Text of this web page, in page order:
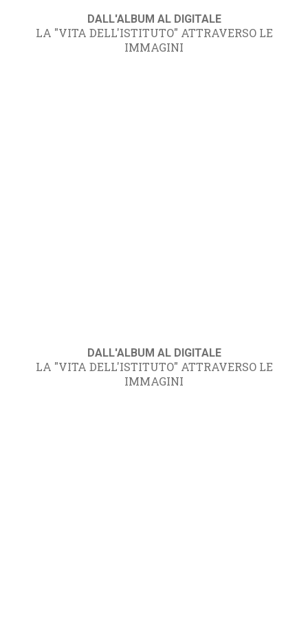
DALL'ALBUM AL DIGITALE
LA "VITA DELL'ISTITUTO" ATTRAVERSO LE
IMMAGINI
DALL'ALBUM AL DIGITALE
LA "VITA DELL'ISTITUTO" ATTRAVERSO LE
IMMAGINI